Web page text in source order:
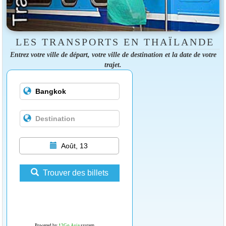
LES TRANSPORTS EN THAÏLANDE
Entrez votre ville de départ, votre ville de destination et la date de votre
trajet.
Août, 13
Trouver des billets